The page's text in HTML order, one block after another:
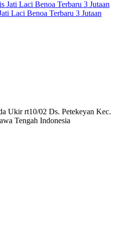
Laci Benoa Terbaru 3 Jutaan
Ukir rt10/02 Ds. Petekeyan Kec.
Tengah Indonesia